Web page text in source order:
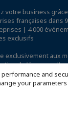
and
your
votre business
françaises dans
| 4 000
exclusifs
exclusivement aux
découvrez